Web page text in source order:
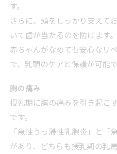
す。
さらに、頭をしっかり支えて
いて歯が当たるのを防げます。
赤ちゃんがなめても安心なリ
で、乳頭のケアと保護が可能で
胸の痛み
授乳期に胸の痛みを引き起こ
です。
「急性うっ滞性乳腺炎」と「
があり、どちらも授乳期の乳